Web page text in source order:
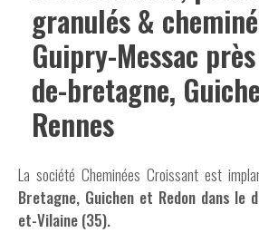
granulés &
Guipry-Messac
de-bretagne,
Rennes
La société Cheminées Croissant est
Bretagne, Guichen et Redon dans le
et-Vilaine (35).